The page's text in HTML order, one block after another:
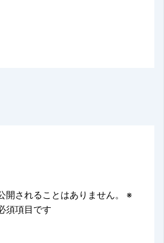
開されることはありません。
※
須項目です